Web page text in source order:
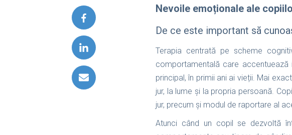
Nevoile emoționale ale
De ce este important să
Terapia centrată pe scheme
comportamentală care
principal, în primii ani ai vieții. Mai
jur, la lume și la propria persoană.
jur, precum și modul de raportare al
Atunci când un copil se dezvoltă